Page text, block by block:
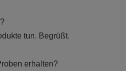
tun. Begrüßt.
erhalten?